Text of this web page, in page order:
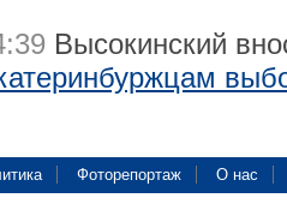
Высокинский
Фоторепортаж О нас